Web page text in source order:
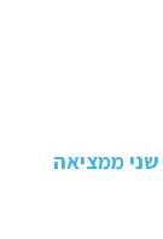
ממציאה